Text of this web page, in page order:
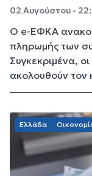
02 Αυγούστου -
Ο e-ΕΦΚΑ
πληρωμής των
Συγκεκριμένα,
ακολουθούν τον
Ελλάδα